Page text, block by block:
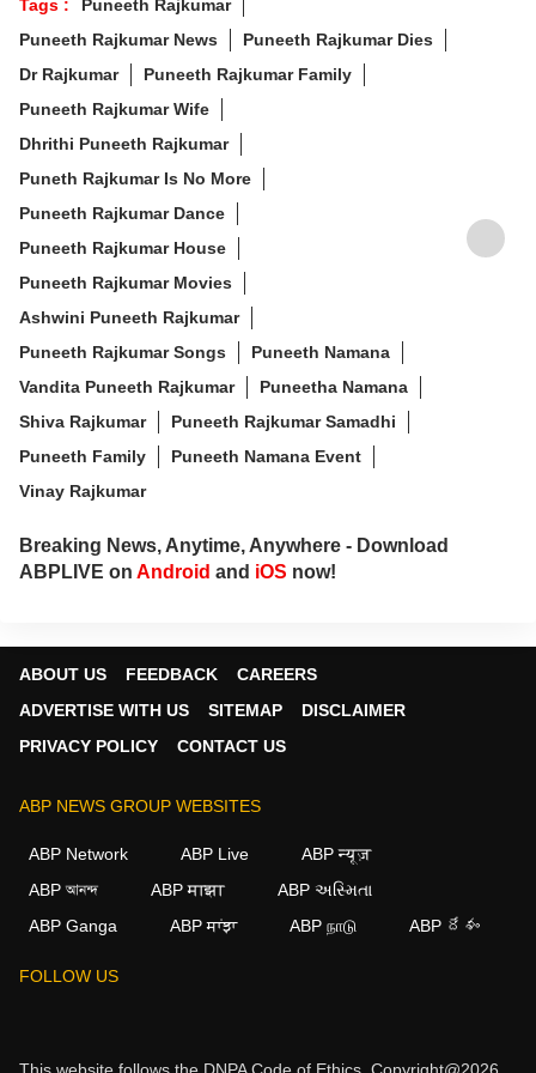
அதிகம் பின்பற்றி எழுதுபவர். தன்னுடைய சமூக
வலைதள பக்கத்தில் கதை, கவிதை, கட்டுரை என
தொடர்ந்து எழுதி வருபவர்.
Tags :
Puneeth Rajkumar
Puneeth Rajkumar News
Puneeth Rajkumar Dies
Dr Rajkumar
Puneeth Rajkumar Family
Puneeth Rajkumar Wife
Dhrithi Puneeth Rajkumar
Puneth Rajkumar Is No More
Puneeth Rajkumar Dance
Puneeth Rajkumar House
Puneeth Rajkumar Movies
Ashwini Puneeth Rajkumar
Puneeth Rajkumar Songs
Puneeth Namana
Vandita Puneeth Rajkumar
Puneetha Namana
Shiva Rajkumar
Puneeth Rajkumar Samadhi
Puneeth Family
Puneeth Namana Event
Vinay Rajkumar
Breaking News, Anytime, Anywhere - Download
ABPLIVE on Android and iOS now!
ABOUT US FEEDBACK
CAREERS
ADVERTISE WITH US
SITEMAP
DISCLAIMER
PRIVACY POLICY
CONTACT US
ABP NEWS GROUP WEBSITES
ABP Network ABP Live
ABP न्यूज़
ABP আনন্দ
ABP माझा
ABP અસ્મિતા
ABP Ganga
ABP ਸਾਂਝਾ ABP நாடு ABP దేశం
FOLLOW US
This website follows the DNPA Code of Ethics. Copyright@2026.